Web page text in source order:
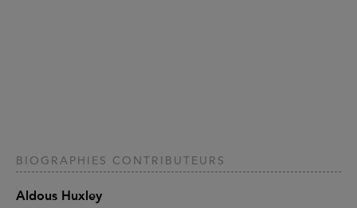
BIOGRAPHIES CONTRIBUTEURS
Aldous Huxley